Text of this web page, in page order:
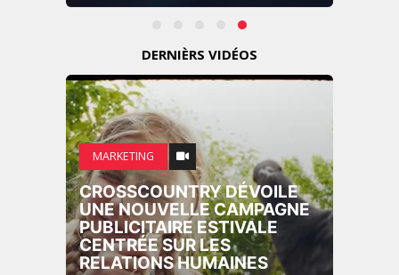
DERNIÈRS VIDÉOS
MARKETING
CROSSCOUNTRY DÉVOILE
UNE NOUVELLE CAMPAGNE
PUBLICITAIRE ESTIVALE
CENTRÉE SUR LES
RELATIONS HUMAINES